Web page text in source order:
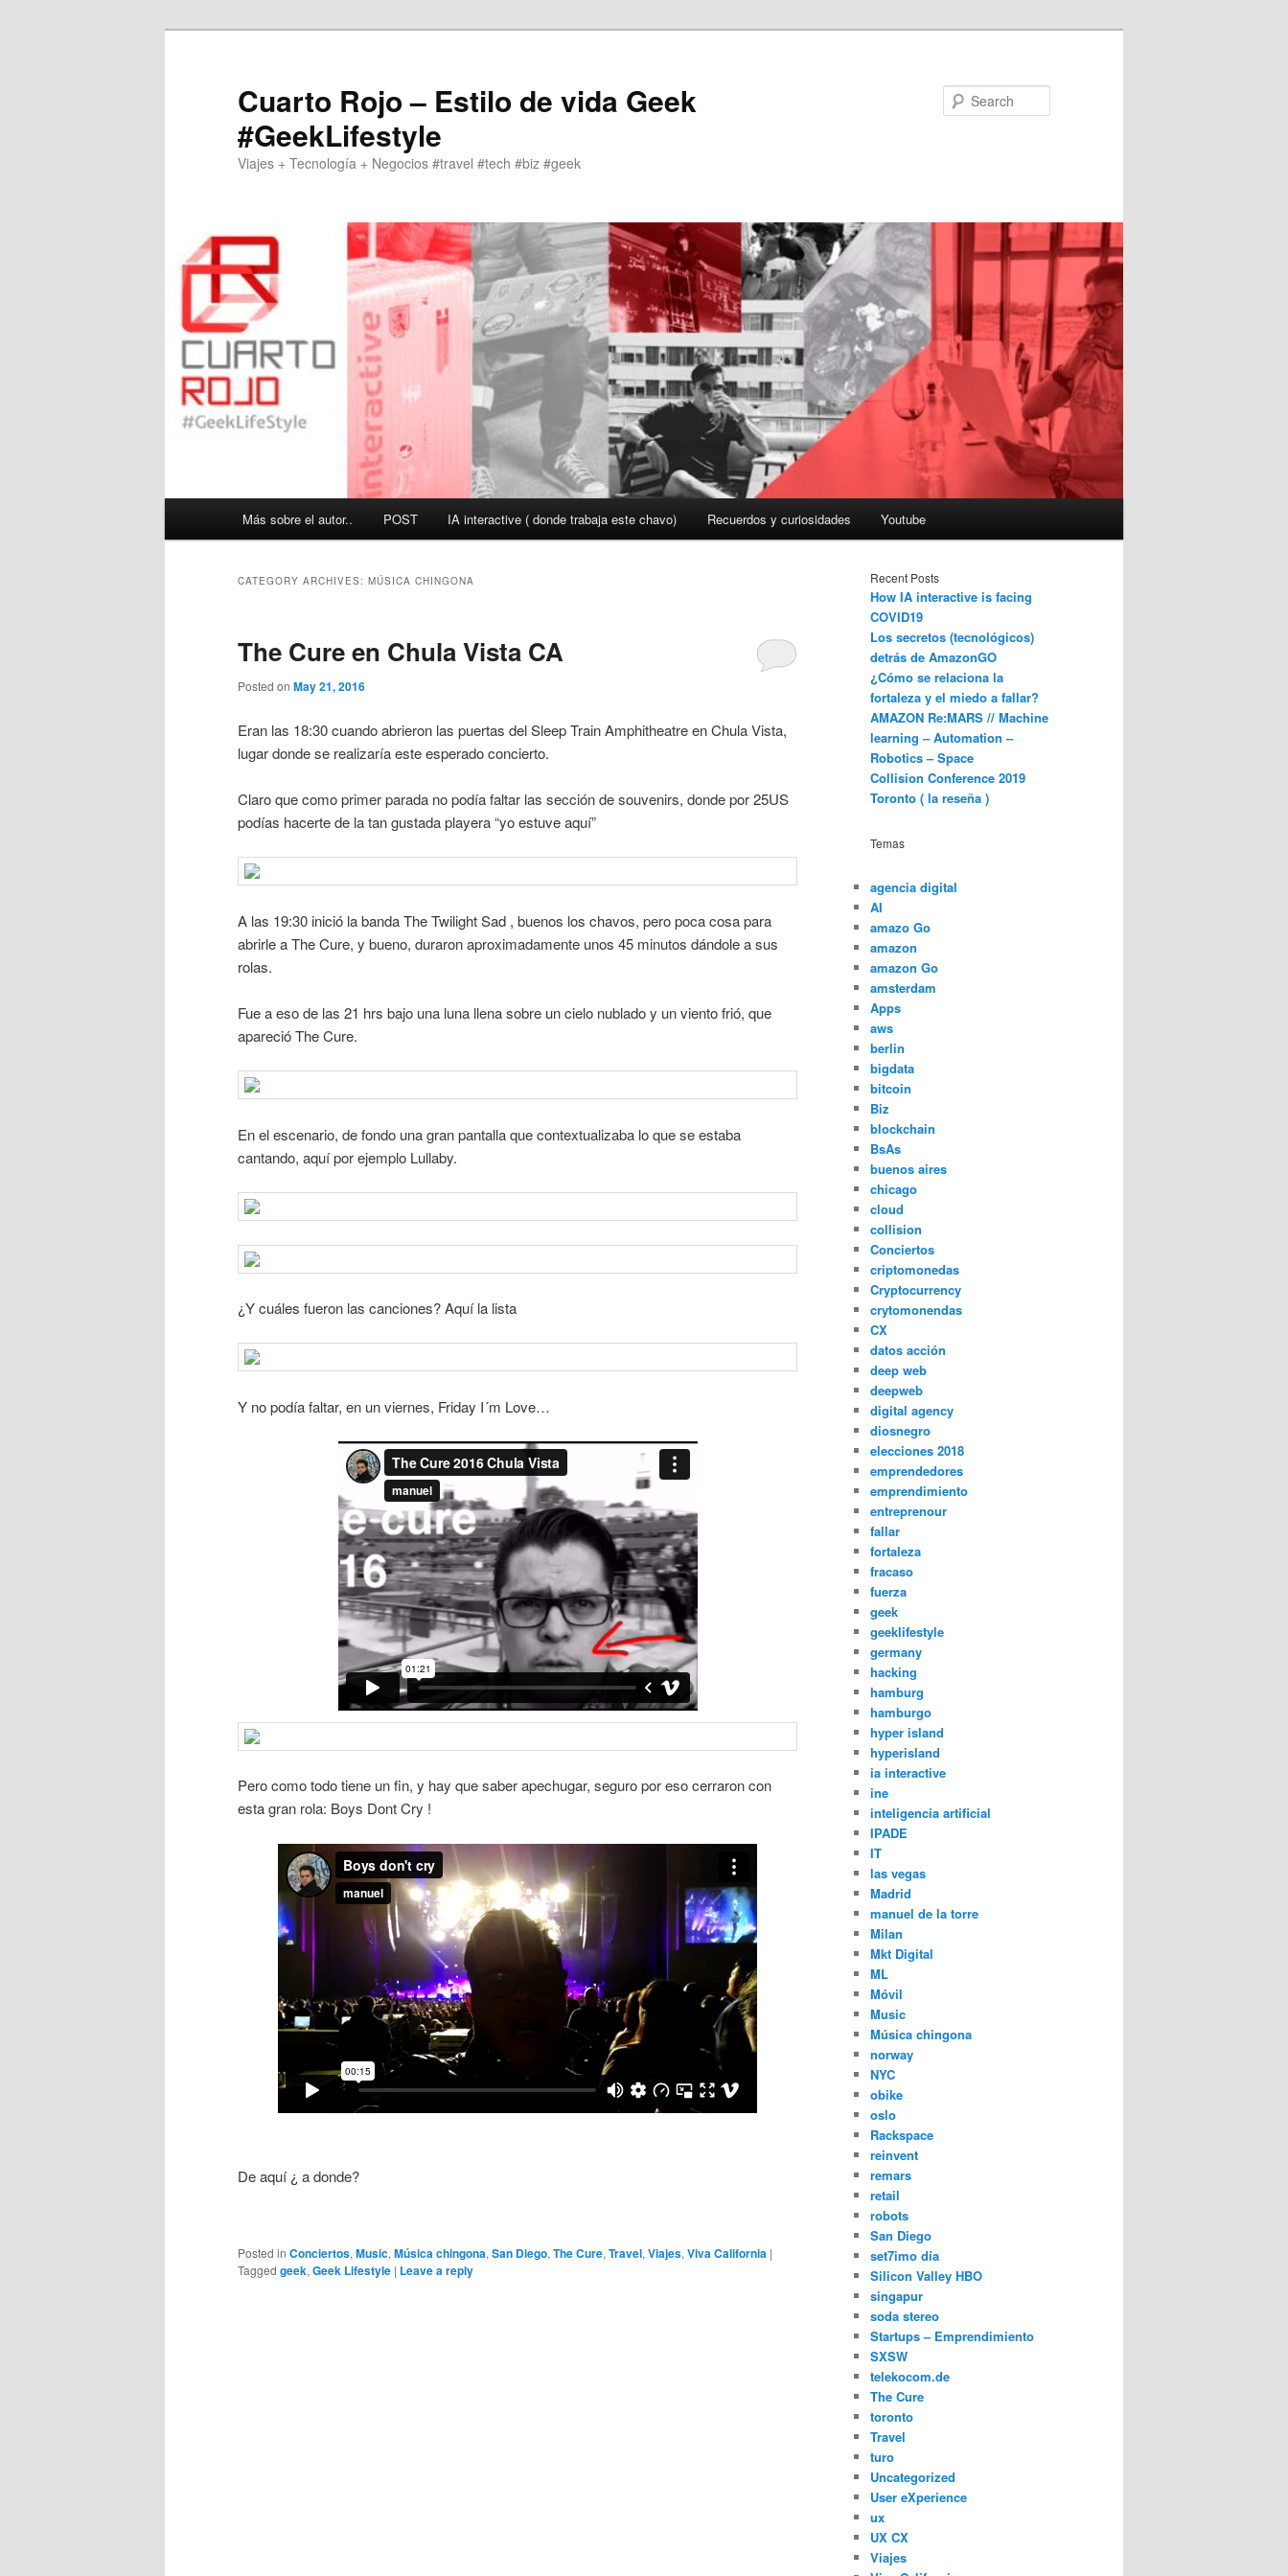
Cuarto Rojo – Estilo de vida Geek
#GeekLifestyle
Viajes + Tecnología + Negocios #travel #tech #biz #geek
Más sobre el autor.. POST IA interactive ( donde trabaja este chavo) Recuerdos y curiosidades Youtube
CATEGORY ARCHIVES: MÚSICA CHINGONA
The Cure en Chula Vista CA
Posted on May 21, 2016
Eran las 18:30 cuando abrieron las puertas del Sleep Train Amphitheatre en Chula Vista,
lugar donde se realizaría este esperado concierto.
Claro que como primer parada no podía faltar las sección de souvenirs, donde por 25US
podías hacerte de la tan gustada playera “yo estuve aquí”
A las 19:30 inició la banda The Twilight Sad , buenos los chavos, pero poca cosa para
abrirle a The Cure, y bueno, duraron aproximadamente unos 45 minutos dándole a sus
rolas.
Fue a eso de las 21 hrs bajo una luna llena sobre un cielo nublado y un viento frió, que
apareció The Cure.
En el escenario, de fondo una gran pantalla que contextualizaba lo que se estaba
cantando, aquí por ejemplo Lullaby.
¿Y cuáles fueron las canciones? Aquí la lista
Y no podía faltar, en un viernes, Friday I´m Love…
Pero como todo tiene un fin, y hay que saber apechugar, seguro por eso cerraron con
esta gran rola: Boys Dont Cry !
De aquí ¿ a donde?
Posted in Conciertos, Music, Música chingona, San Diego, The Cure, Travel, Viajes, Viva California |
Tagged geek, Geek Lifestyle | Leave a reply
Recent Posts
How IA interactive is facing
COVID19
Los secretos (tecnológicos)
detrás de AmazonGO
¿Cómo se relaciona la
fortaleza y el miedo a fallar?
AMAZON Re:MARS // Machine
learning – Automation –
Robotics – Space
Collision Conference 2019
Toronto ( la reseña )
Temas
agencia digital
AI
amazo Go
amazon
amazon Go
amsterdam
Apps
aws
berlin
bigdata
bitcoin
Biz
blockchain
BsAs
buenos aires
chicago
cloud
collision
Conciertos
criptomonedas
Cryptocurrency
crytomonendas
CX
datos acción
deep web
deepweb
digital agency
diosnegro
elecciones 2018
emprendedores
emprendimiento
entreprenour
fallar
fortaleza
fracaso
fuerza
geek
geeklifestyle
germany
hacking
hamburg
hamburgo
hyper island
hyperisland
ia interactive
ine
inteligencia artificial
IPADE
IT
las vegas
Madrid
manuel de la torre
Milan
Mkt Digital
ML
Móvil
Music
Música chingona
norway
NYC
obike
oslo
Rackspace
reinvent
remars
retail
robots
San Diego
set7imo día
Silicon Valley HBO
singapur
soda stereo
Startups – Emprendimiento
SXSW
telekocom.de
The Cure
toronto
Travel
turo
Uncategorized
User eXperience
ux
UX CX
Viajes